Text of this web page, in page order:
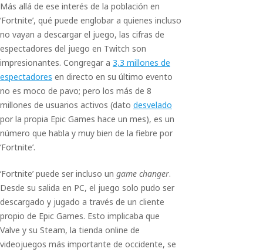
Más allá de ese interés de la población en
‘Fortnite’, qué puede englobar a quienes incluso
no vayan a descargar el juego, las cifras de
espectadores del juego en Twitch son
impresionantes. Congregar a 3,3 millones de
espectadores en directo en su último evento
no es moco de pavo; pero los más de 8
millones de usuarios activos (dato desvelado
por la propia Epic Games hace un mes), es un
número que habla y muy bien de la fiebre por
‘Fortnite’.
‘Fortnite’ puede ser incluso un game changer.
Desde su salida en PC, el juego solo pudo ser
descargado y jugado a través de un cliente
propio de Epic Games. Esto implicaba que
Valve y su Steam, la tienda online de
videojuegos más importante de occidente, se